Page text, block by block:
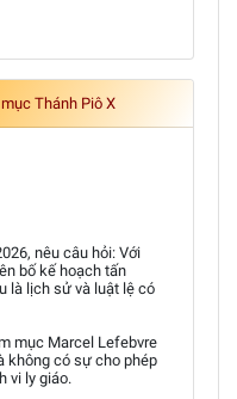
Thánh Piô X
nêu câu hỏi: Với
bố kế hoạch tấn
là lịch sử và luật lệ có
mục Marcel Lefebvre
không có sự cho phép
vi ly giáo.